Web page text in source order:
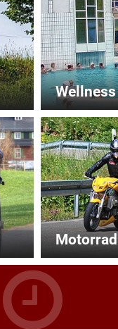
Wellness
Motorrad